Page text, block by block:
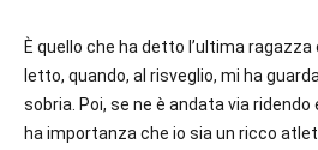
È quello che ha detto l’ultima
letto, quando, al risveglio, mi ha
sobria. Poi, se ne è andata via ridendo
ha importanza che io sia un ricco